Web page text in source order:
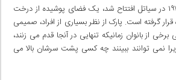
پارک Freeway که سال ۱۹۷۴ در سیاتل افتتاح شد، یک فضای پوشیده از درخت
گرفته است. پارک از نظر بسیاری از افراد، صمیمی
از بانوان زمانیکه تنهایی در آنجا قدم می زنند،
نمی توانند ببینند چه کسی پشت سرشان بالا می